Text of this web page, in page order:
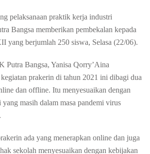
pelaksanaan praktik kerja industri
Bangsa memberikan pembekalan kepada
yang berjumlah 250 siswa, Selasa (22/06).
Putra Bangsa, Yanisa Qorry’Aina
prakerin di tahun 2021 ini dibagi dua
dan offline. Itu menyesuaikan dengan
masih dalam masa pandemi virus
ada yang menerapkan online dan juga
sekolah menyesuaikan dengan kebijakan